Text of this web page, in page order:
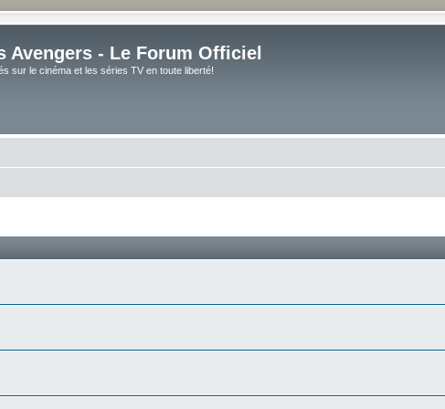
Avengers - Le Forum Officiel
sur le cinéma et les séries TV en toute liberté!